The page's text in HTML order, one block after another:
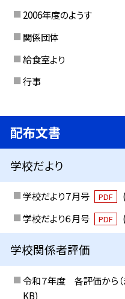
2006年度のようす
関係団体
給食室より
行事
配布文書
学校だより
学校だより７月号 PDF
学校だより６月号
PDF
学校関係者評価
令和７年度 各評価から（
KB)